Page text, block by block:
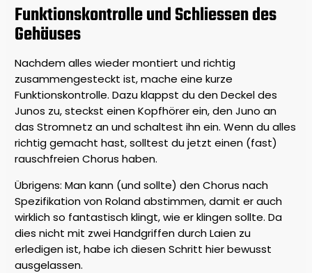
Funktionskontrolle und Schliessen des
Gehäuses
Nachdem alles wieder montiert und richtig
zusammengesteckt ist, mache eine kurze
Funktionskontrolle. Dazu klappst du den Deckel des
Junos zu, steckst einen Kopfhörer ein, den Juno an
das Stromnetz an und schaltest ihn ein. Wenn du alles
richtig gemacht hast, solltest du jetzt einen (fast)
rauschfreien Chorus haben.
Übrigens: Man kann (und sollte) den Chorus nach
Spezifikation von Roland abstimmen, damit er auch
wirklich so fantastisch klingt, wie er klingen sollte. Da
dies nicht mit zwei Handgriffen durch Laien zu
erledigen ist, habe ich diesen Schritt hier bewusst
ausgelassen.